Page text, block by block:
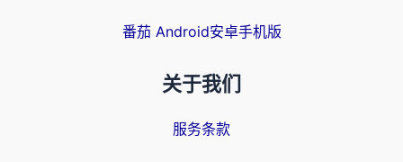
番茄 Android安卓手机版
关于我们
服务条款